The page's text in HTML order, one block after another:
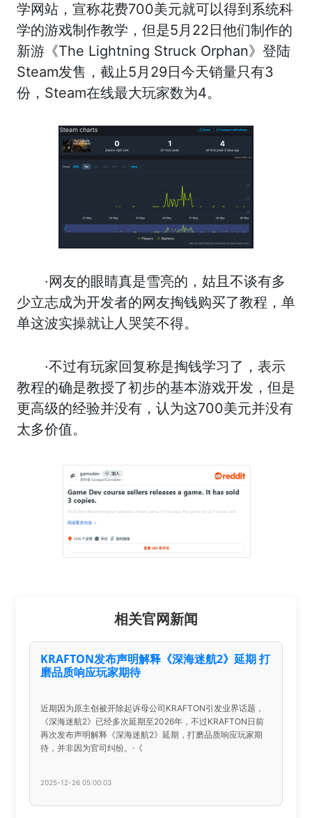
学网站，宣称花费700美元就可以得到系统科
学的游戏制作教学，但是5月22日他们制作的
新游《The Lightning Struck Orphan》登陆
Steam发售，截止5月29日今天销量只有3
份，Steam在线最大玩家数为4。
·网友的眼睛真是雪亮的，姑且不谈有多
少立志成为开发者的网友掏钱购买了教程，单
单这波实操就让人哭笑不得。
·不过有玩家回复称是掏钱学习了，表示
教程的确是教授了初步的基本游戏开发，但是
更高级的经验并没有，认为这700美元并没有
太多价值。
相关官网新闻
KRAFTON发布声明解释《深海迷航2》延期 打
磨品质响应玩家期待
近期因为原主创被开除起诉母公司KRAFTON引发业界话题，
《深海迷航2》已经多次延期至2026年，不过KRAFTON日前
再次发布声明解释《深海迷航2》延期，打磨品质响应玩家期
待，并非因为官司纠纷。·《
2025-12-26 05:00:03